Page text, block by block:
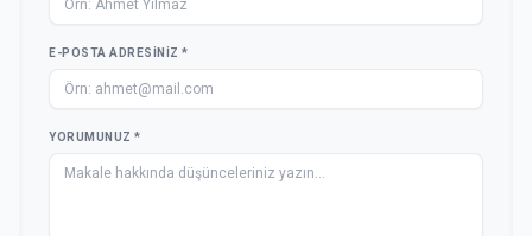
E-POSTA ADRESINIZ *
YORUMUNUZ *